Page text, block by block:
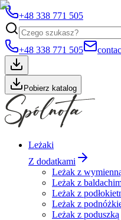
+48 338 771 505
+48 338 771 505
Pobierz katalog
Leżaki
Z dodatkami
Leżak z
Leżak z
Leżak z
Leżak z
Leżak z poduszką